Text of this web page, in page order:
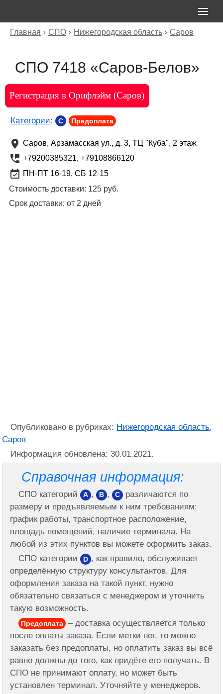
Главная СПО Нижегородская область Саров
СПО 7418 «Саров-Белов»
Регистрация в Орифлэйм (Саров)
Категории: C Предоплата
Саров,Арзамасская ул., д. 3, ТЦ "Куба", 2 этаж
+79200385321, +79108866120
ПН-ПТ 16-19, СБ 12-15
Стоимость доставки: 125 руб.
Срок доставки:от 2 дней
Опубликовано в рубриках: Нижегородская область,
Саров
Информация обновлена: 30.01.2021.
Справочная информация:
СПО категорий A , B , C
различаются по
размеру и предъявляемым к ним требованиям:
график работы, транспортное расположение,
площадь помещений, наличие терминала. На
любой из этих пунктов вы можете оформить заказ.
СПО категории D , как правило, обслуживает
определённую структуру консультантов. Для
оформления заказа на такой пункт, нужно
обязательно связаться с менеджером и уточнить
такую возможность.
Предоплата
– доставка осуществляется только
после оплаты заказа. Если метки нет, то можно
заказать без предоплаты, но оплатить заказ вы всё
равно должны до того, как придёте его получать. В
СПО не принимают оплату, но может быть
установлен терминал. Уточняйте у менеджеров.